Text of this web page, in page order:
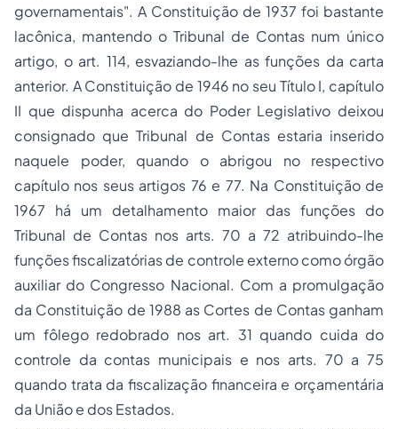
governamentais". A Constituição de 1937 foi bastante
lacônica, mantendo o Tribunal de Contas num único
artigo, o art. 114, esvaziando-lhe as funções da carta
anterior. A Constituição de 1946 no seu Título I, capítulo
II que dispunha acerca do Poder Legislativo deixou
consignado que Tribunal de Contas estaria inserido
naquele poder, quando o abrigou no respectivo
capítulo nos seus artigos 76 e 77. Na Constituição de
1967 há um detalhamento maior das funções do
Tribunal de Contas nos arts. 70 a 72 atribuindo-lhe
funções fiscalizatórias de controle externo como órgão
auxiliar do Congresso Nacional. Com a promulgação
da Constituição de 1988 as Cortes de Contas ganham
um fôlego redobrado nos art. 31 quando cuida do
controle da contas municipais e nos arts. 70 a 75
quando trata da fiscalização financeira e orçamentária
da União e dos Estados.